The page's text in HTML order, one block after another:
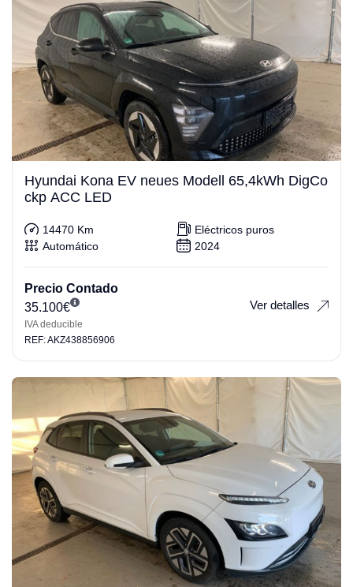
Hyundai Kona EV neues Modell 65,4kWh DigCo
ckp ACC LED
14470 Km
Eléctricos puros
Automático
2024
Precio Contado
35.100€
IVA deducible
Ver detalles
REF: AKZ438856906